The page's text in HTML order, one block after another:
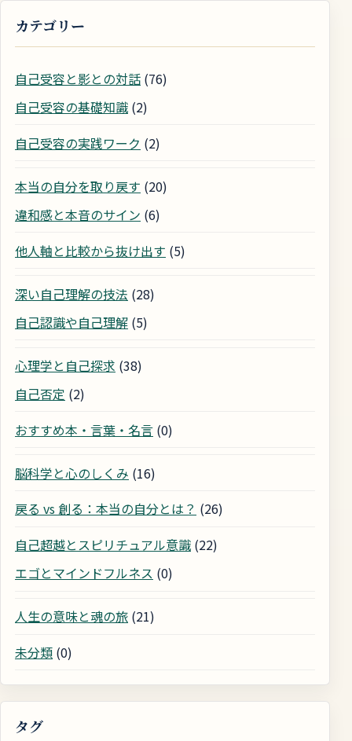
カテゴリー
自己受容と影との対話 (76)
自己受容の基礎知識 (2)
自己受容の実践ワーク (2)
本当の自分を取り戻す (20)
違和感と本音のサイン (6)
他人軸と比較から抜け出す (5)
深い自己理解の技法 (28)
自己認識や自己理解 (5)
心理学と自己探求 (38)
自己否定 (2)
おすすめ本・言葉・名言 (0)
脳科学と心のしくみ (16)
戻る vs 創る：本当の自分とは？ (26)
自己超越とスピリチュアル意識 (22)
エゴとマインドフルネス (0)
人生の意味と魂の旅 (21)
未分類 (0)
タグ